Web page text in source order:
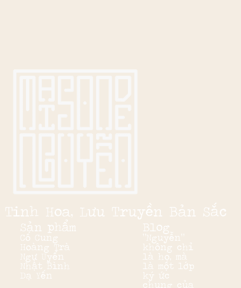
Tinh Hoa, Lưu Truyền Bản Sắc
Sản phẩm
Cố Cung
Hoàng Trà
Ngự Uyển
Nhật Bình
Dạ Yến
Blog
“Nguyễn”
không chỉ
là họ, mà
là một lớp
ký ức
chung của